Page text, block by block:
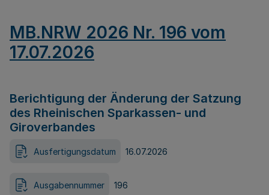
MB.NRW 2026 Nr. 196 vom
17.07.2026
Berichtigung der Änderung der Satzung
des Rheinischen Sparkassen- und
Giroverbandes
Ausfertigungsdatum 16.07.2026
Ausgabennummer 196